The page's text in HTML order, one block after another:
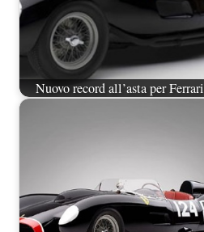
Nuovo record all’asta per Ferrari